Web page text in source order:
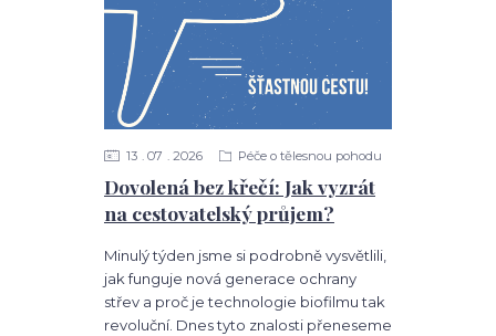
Dovolená bez křečí: Jak vyzrát
na cestovatelský průjem?
13 07 2026 Péče o tělesnou pohodu
Minulý týden jsme si podrobně vysvětlili,
jak funguje nová generace ochrany
střev a proč je technologie biofilmu tak
revoluční. Dnes tyto znalosti přeneseme